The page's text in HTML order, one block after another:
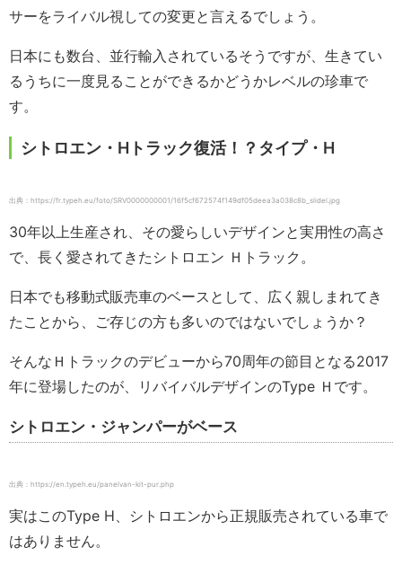
サーをライバル視しての変更と言えるでしょう。
日本にも数台、並行輸入されているそうですが、生きてい
るうちに一度見ることができるかどうかレベルの珍車で
す。
シトロエン・Hトラック復活！？タイプ・H
出典：https://fr.typeh.eu/foto/SRV0000000001/16f5cf672574f149df05deea3a038c8b_slidel.jpg
30年以上生産され、その愛らしいデザインと実用性の高さ
で、長く愛されてきたシトロエン Ｈトラック。
日本でも移動式販売車のベースとして、広く親しまれてき
たことから、ご存じの方も多いのではないでしょうか？
そんなＨトラックのデビューから70周年の節目となる2017
年に登場したのが、リバイバルデザインのType Ｈです。
シトロエン・ジャンパーがベース
出典：https://en.typeh.eu/panelvan-kit-pur.php
実はこのType H、シトロエンから正規販売されている車で
はありません。